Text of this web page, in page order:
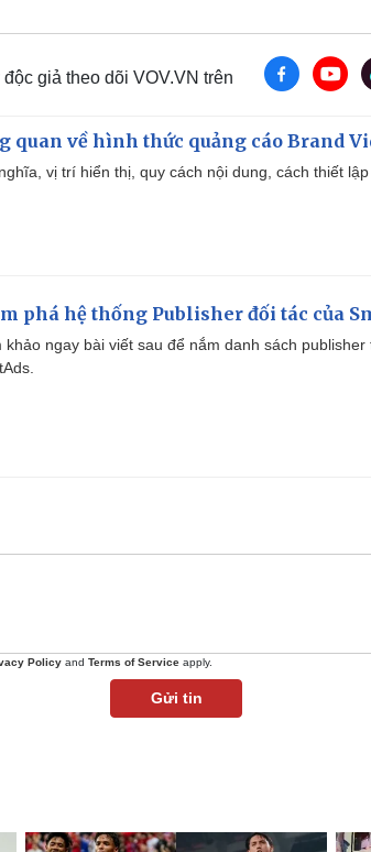
giả theo dõi VOV.VN trên
quan về hình thức quảng cáo Brand
vị trí hiển thị, quy cách nội dung, cách thiết lập
phá hệ thống Publisher đối tác của
khảo ngay bài viết sau để nắm danh sách
Policy and Terms of Service apply.
Gửi tin